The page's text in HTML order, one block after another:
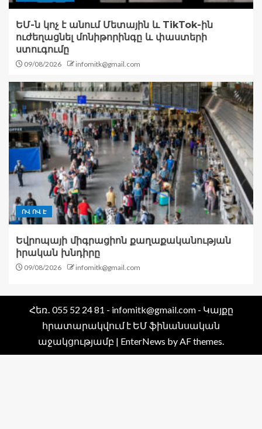
ԵՄ-ն կոչ է անում Մետային և TikTok-ին
ուժեղացնել մոնիթորինգը և փաստերի
ստուգումը
09/08/2026 infomitk@gmail.com
ՈՎ ՈՎ Է
Եվրոպայի միգրացիոն քաղաքականության
իրական խնդիրը
09/08/2026 infomitk@gmail.com
Հեռ․ 055 52 24 81 - infomitk@gmail.com - Կայքը
հրատարակվում է ԵՄ ֆինանսական
աջակցությամբ | EnterNews by AF themes.